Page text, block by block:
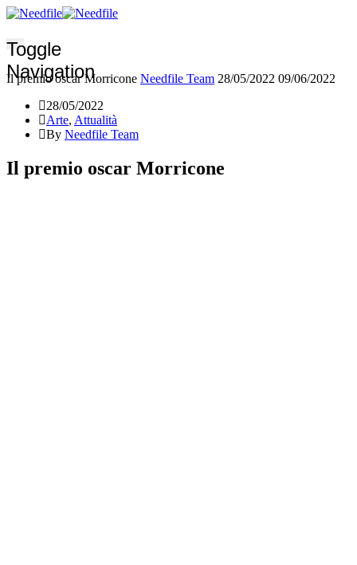
Toggle
Navigation
Il premio oscar Morricone Needfile Team 28/05/2022 09/06/2022
28/05/2022
Arte, Attualità
By Needfile Team
Il premio oscar Morricone